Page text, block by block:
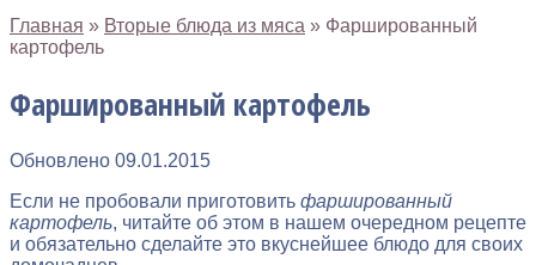
Главная » Вторые блюда из мяса » Фаршированный
картофель
Фаршированный картофель
Обновлено 09.01.2015
Если не пробовали приготовить фаршированный
картофель, читайте об этом в нашем очередном рецепте
и обязательно сделайте это вкуснейшее блюдо для своих